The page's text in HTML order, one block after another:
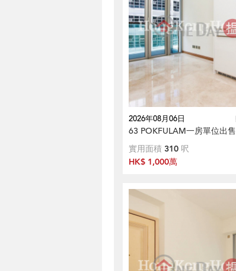
2026年08月06日
63 POKFULAM一房單位出售
實用面積 310 呎
HK$ 1,000萬